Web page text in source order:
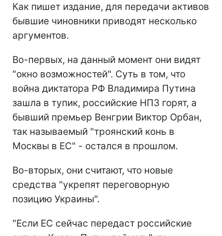
Как пишет издание, для передачи активов
бывшие чиновники приводят несколько
аргументов.
Во-первых, на данный момент они видят
"окно возможностей". Суть в том, что
война диктатора РФ Владимира Путина
зашла в тупик, российские НПЗ горят, а
бывший премьер Венгрии Виктор Орбан,
так называемый "троянский конь в
Москвы в ЕС" - остался в прошлом.
Во-вторых, они считают, что новые
средства "укрепят переговорную
позицию Украины".
"Если ЕС сейчас передаст российские